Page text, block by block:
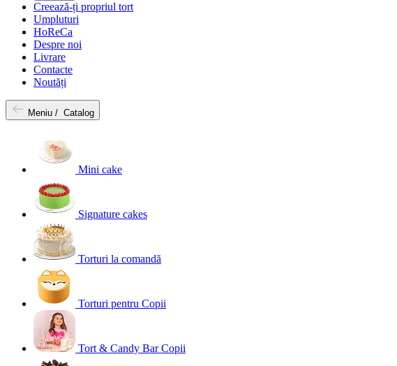
Creează-ți propriul tort
Umpluturi
HoReCa
Despre noi
Livrare
Contacte
Noutăți
Meniu / Catalog
Mini cake
Signature cakes
Torturi la comandă
Torturi pentru Copii
Tort & Candy Bar Copii